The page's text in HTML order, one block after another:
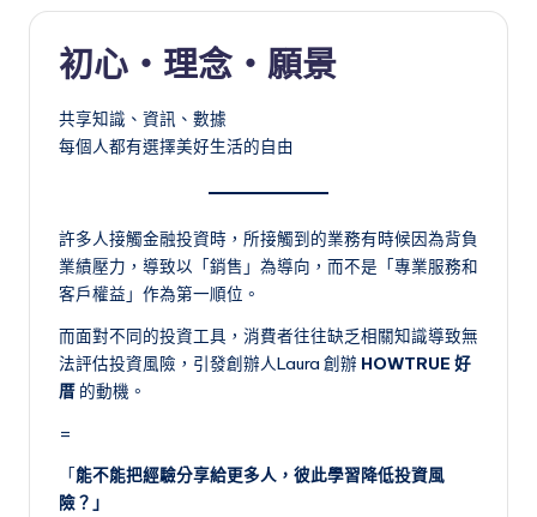
初心・理念・願景
共享知識、資訊、數據
每個人都有選擇美好生活的自由
許多人接觸金融投資時，所接觸到的業務有時候因為背負
業績壓力，導致以「銷售」為導向，而不是「專業服務和
客戶權益」作為第一順位。
而面對不同的投資工具，消費者往往缺乏相關知識導致無
法評估投資風險，引發創辦人Laura 創辦 HOWTRUE 好
厝 的動機。
=
「能不能把經驗分享給更多人，彼此學習降低投資風
險？」